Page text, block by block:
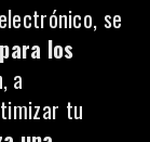
se
los
a
tu